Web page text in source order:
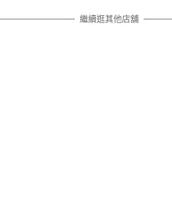
繼續逛其他店舖